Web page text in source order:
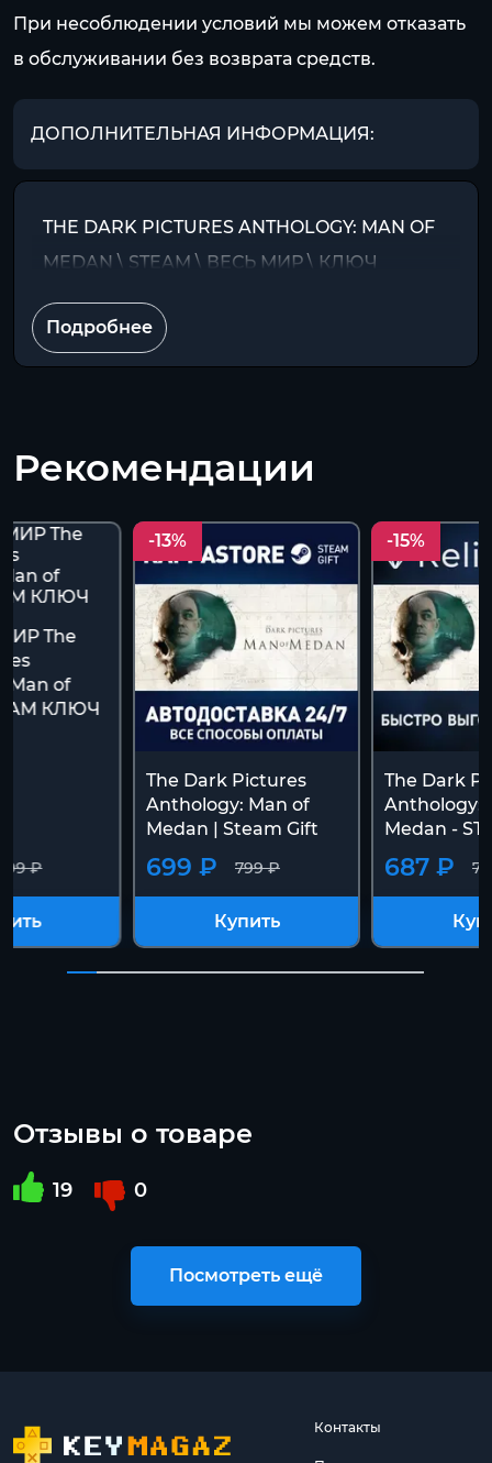
При несоблюдении условий мы можем отказать
в обслуживании без возврата средств.
ДОПОЛНИТЕЛЬНАЯ ИНФОРМАЦИЯ:
THE DARK PICTURES ANTHOLOGY: MAN OF
MEDAN \ STEAM \ ВЕСЬ МИР \ КЛЮЧ
Подробнее
Рекомендации
The
Man of
КЛЮЧ
₽
-13%
The Dark Pictures
Anthology: Man of
Medan | Steam Gift
799 ₽
699 ₽
Купить
-15%
The Dark
Anthology:
Medan -
687 ₽
Отзывы о товаре
19 0
Посмотреть ещё
Контакты